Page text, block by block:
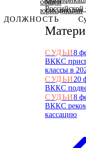
юрисдикции
ДОЛЖНОСТЬ
СУДЬИ8
ВККС
классы в
СУДЬИ20
ВККС
СУДЬИ8
ВККС
кассацию